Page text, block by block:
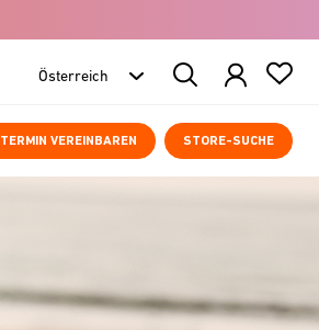
Search
Products
TERMIN VEREINBAREN STORE-SUCHE